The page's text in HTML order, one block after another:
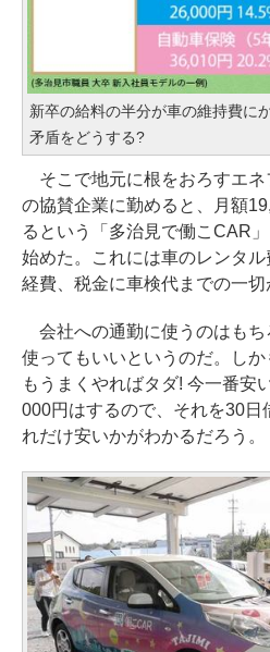
新卒の給料の半分が車の維持費に
矛盾をどうする?
そこで地元に根をおろすエネ
の協賛企業に勤めると、月額
るという「多治見で働こCAR
始めた。これには車のレンタ
経費、税金に車検代までの一切
会社への通勤に使うのはもち
使ってもいいというのだ。し
もうまくやればタダ! 今一番安
000円はするので、それを30日
れだけ安いかがわかるだろう。